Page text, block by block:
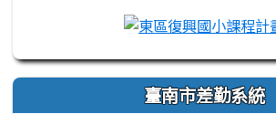
臺南市差勤系統